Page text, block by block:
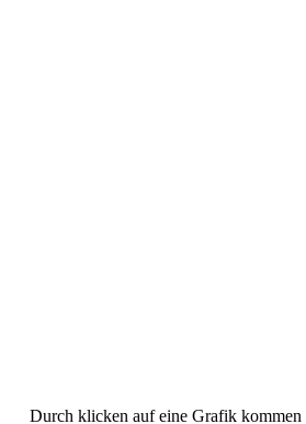
Durch klicken auf eine Grafik kommen